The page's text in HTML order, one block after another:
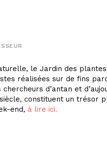
le Jardin des
réalisées sur de fins
d’antan et
constituent un trésor
end, à lire ici.